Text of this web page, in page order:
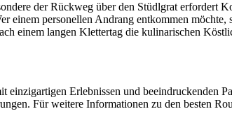
der Rückweg über den Stüdlgrat erfordert
einem personellen Andrang entkommen
einem langen Klettertag die kulinarischen
Erlebnissen und beeindruckenden
Für weitere Informationen zu den besten